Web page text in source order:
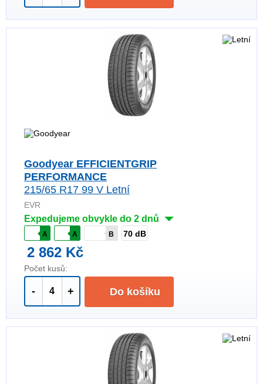
Goodyear EFFICIENTGRIP
PERFORMANCE
215/65 R17 99 V Letní
EVR
Expedujeme obvykle do 2 dnů
A A B 70 dB
2 862 Kč
Počet kusů:
- + Do košíku